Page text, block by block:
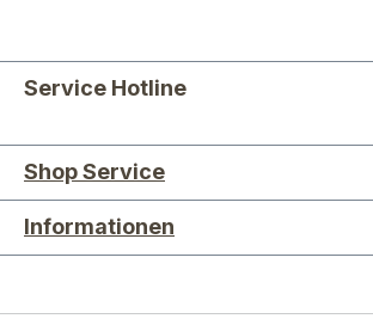
Service Hotline
Shop Service
Informationen